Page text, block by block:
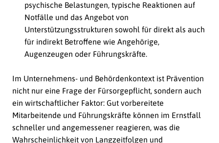
psychische Belastungen, typische Reaktionen auf
Notfälle und das Angebot von
Unterstützungsstrukturen sowohl für direkt als auch
für indirekt Betroffene wie Angehörige,
Augenzeugen oder Führungskräfte.
Im Unternehmens- und Behördenkontext ist Prävention
nicht nur eine Frage der Fürsorgepflicht, sondern auch
ein wirtschaftlicher Faktor: Gut vorbereitete
Mitarbeitende und Führungskräfte können im Ernstfall
schneller und angemessener reagieren, was die
Wahrscheinlichkeit von Langzeitfolgen und